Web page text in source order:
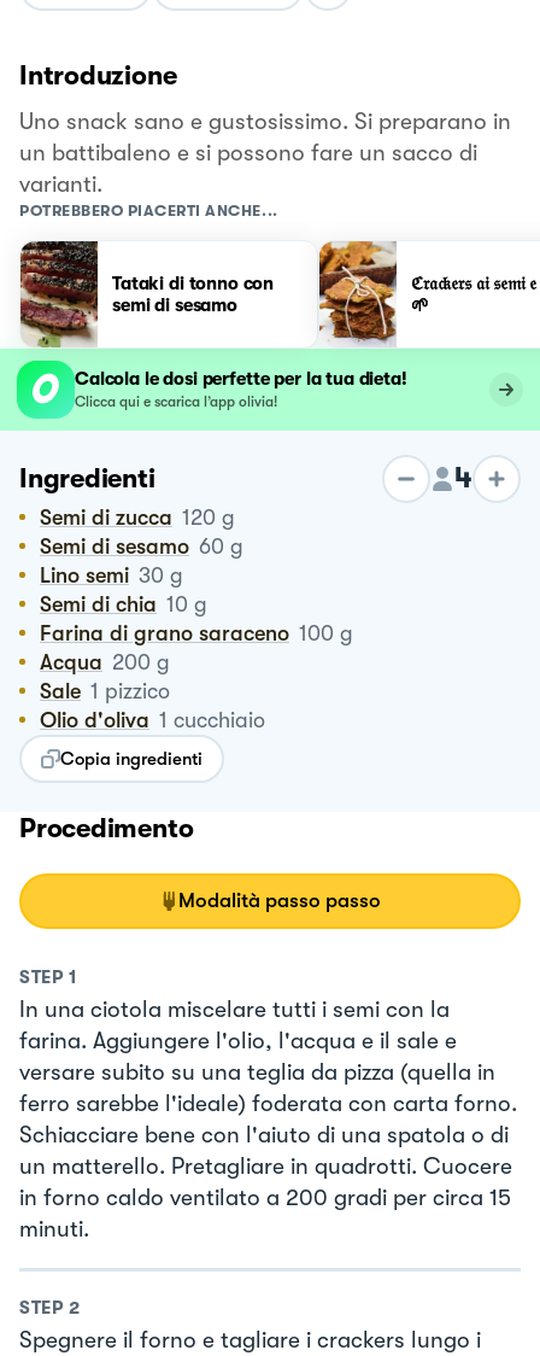
Introduzione
Uno snack sano e gustosissimo. Si preparano in
un battibaleno e si possono fare un sacco di
varianti.
POTREBBERO PIACERTI ANCHE...
Tataki di tonno con
semi di sesamo
ℭ𝔯𝔞𝔠𝔨𝔢𝔯𝔰 𝔞𝔦 𝔰𝔢𝔪𝔦
🌱
Calcola le dosi perfette per la tua dieta!
Clicca qui e scarica l’app olivia!
Ingredienti 4
Semi di zucca 120 g
Semi di sesamo 60 g
Lino semi 30 g
Semi di chia 10 g
Farina di grano saraceno 100 g
Acqua 200 g
Sale 1 pizzico
Olio d'oliva 1 cucchiaio
Copia ingredienti
Procedimento
Modalità passo passo
STEP 1
In una ciotola miscelare tutti i semi con la
farina. Aggiungere l'olio, l'acqua e il sale e
versare subito su una teglia da pizza (quella in
ferro sarebbe l'ideale) foderata con carta forno.
Schiacciare bene con l'aiuto di una spatola o di
un matterello. Pretagliare in quadrotti. Cuocere
in forno caldo ventilato a 200 gradi per circa 15
minuti.
STEP 2
Spegnere il forno e tagliare i crackers lungo i